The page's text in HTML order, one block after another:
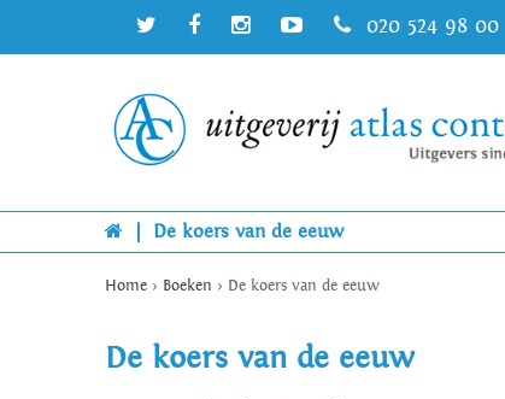
020 524 98 00
De koers van de eeuw
Home > Boeken > De koers van de eeuw
De koers van de eeuw